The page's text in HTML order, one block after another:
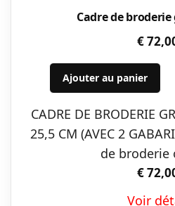
Cadre de
€
Ajouter au panier
CADRE DE BRODERIE
25,5 CM (AVEC 2
de broderie
€
Voir